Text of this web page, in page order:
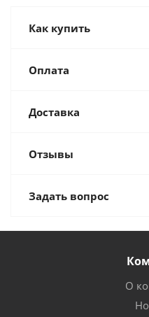
Как купить
Оплата
Доставка
Отзывы
Задать вопрос
О